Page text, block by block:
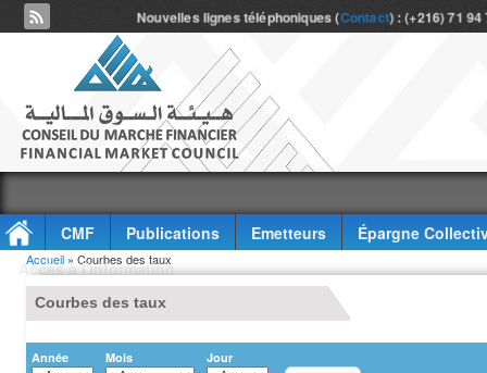
Nouvelles lignes téléphoniques (Contact) : (+216) 71
CMF Publications Emetteurs
Épargne
Accès à l'information
Vous êtes ici
Accueil » Courbes des taux
Courbes des taux
Année Mois Jour